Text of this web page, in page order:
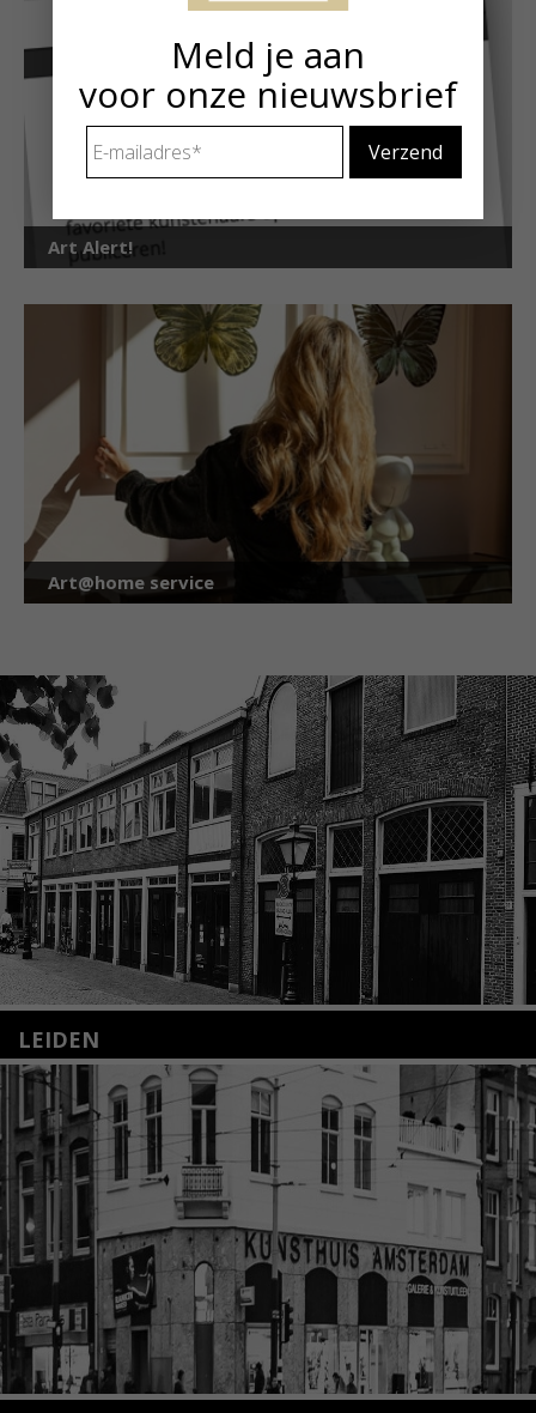
Art Alert!
Art@home service
LEIDEN
Nieuwstraat 35
2312 KA Leiden
+31(0)71 – 52 84 480
info@kunsthuisleiden.nl
Lees meer
Meld je aan
voor onze nieuwsbrief
mailadres *